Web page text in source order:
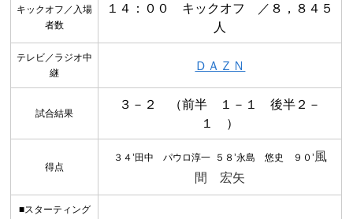
キックオフ／入場
者数
１４：００ キックオフ ／８，８４５
人
テレビ／ラジオ中
継
ＤＡＺＮ
試合結果
３－２ （前半 １－１ 後半２－
１ ）
得点
３４’ 田中 パウロ淳一 ５８’永島 悠史 ９０’ 風
間 宏矢
■スターティング